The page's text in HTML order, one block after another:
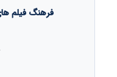
فرهنگ فیلم